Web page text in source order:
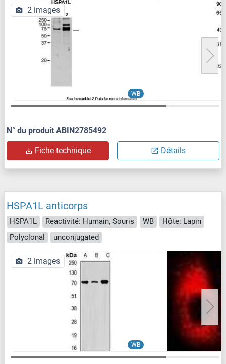
WB
2 images
N° du produit ABIN2785492
Fiche technique Détails
HSPA1L anticorps
HSPA1L Reactivité: Humain, Souris WB
Hôte: Lapin
Polyclonal
unconjugated
WB
2 images